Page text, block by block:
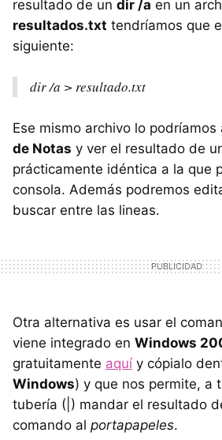
resultado de un dir /a en un
resultados.txt tendríamos que
siguiente:
dir /a > resultado.txt
Ese mismo archivo lo podríamos
de Notas y ver el resultado de
prácticamente idéntica a la que
consola. Además podremos
buscar entre las lineas.
Otra alternativa es usar el
viene integrado en Windows
gratuitamente aquí y cópialo
Windows) y que nos permite, a
tubería (|) mandar el resultado
comando al portapapeles.